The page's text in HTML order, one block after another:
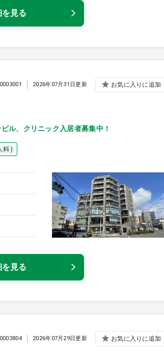
見る
ル、クリニック入居者募集中！
2026年07月31日更新 お気に入りに追加
科)
見る
2026年07月29日更新 お気に入りに追加